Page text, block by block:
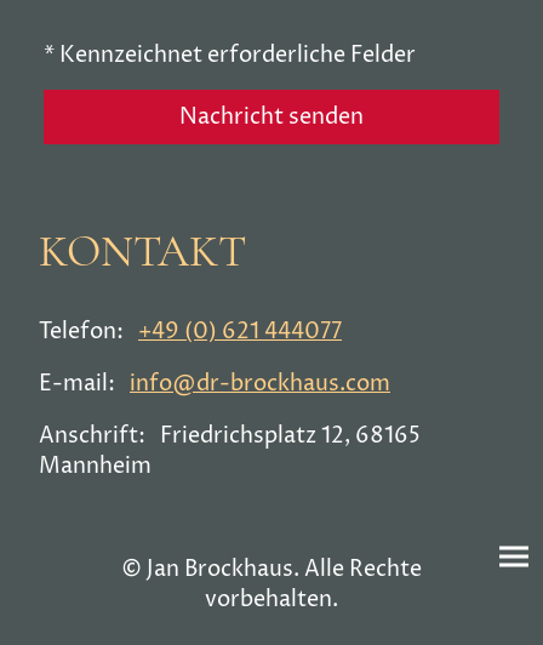
* Kennzeichnet erforderliche Felder
Nachricht senden
KONTAKT
Telefon: +49 (0) 621 444077
E-mail: info@dr-brockhaus.com
Anschrift: Friedrichsplatz 12, 68165
Mannheim
© Jan Brockhaus. Alle Rechte
vorbehalten.